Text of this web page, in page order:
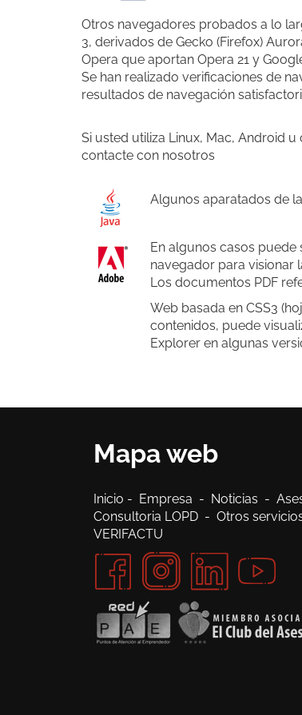
Otros navegadores probados a lo
3, derivados de Gecko (Firefox)
Opera que aportan Opera 21 y
Se han realizado verificaciones de
resultados de navegación
Si usted utiliza Linux, Mac, Android
contacte con nosotros
Algunos aparatados de
En algunos casos
navegador para visionar
Los documentos PDF
Web basada en CSS3
contenidos, puede
Explorer en algunas
Mapa web
Inicio - Empresa - Noticias -
Consultoria LOPD - Otros
VERIFACTU